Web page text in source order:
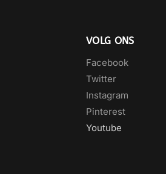
VOLG ONS
Facebook
Twitter
Instagram
Pinterest
Youtube